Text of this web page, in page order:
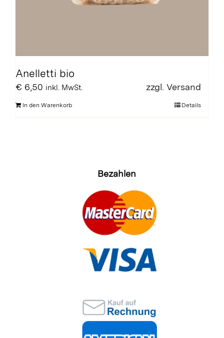
Anelletti bio
€ 6,50 inkl. MwSt. zzgl. Versand
In den Warenkorb Details
Bezahlen